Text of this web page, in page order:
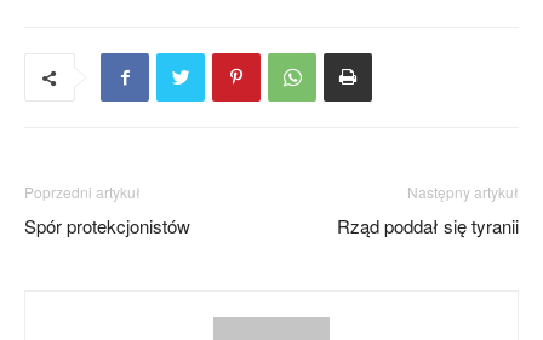
Poprzedni artykuł
Spór protekcjonistów
Następny artykuł
Rząd poddał się tyranii